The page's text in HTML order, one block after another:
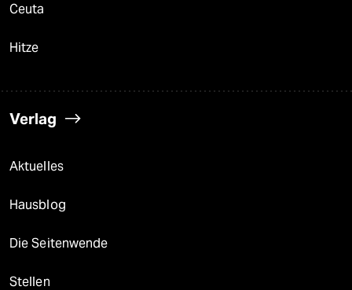
Ceuta
Hitze
Verlag
Aktuelles
Hausblog
Die Seitenwende
Stellen